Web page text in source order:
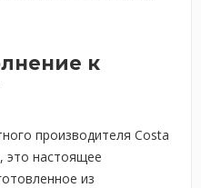
к
производителя Costa
это настоящее
из